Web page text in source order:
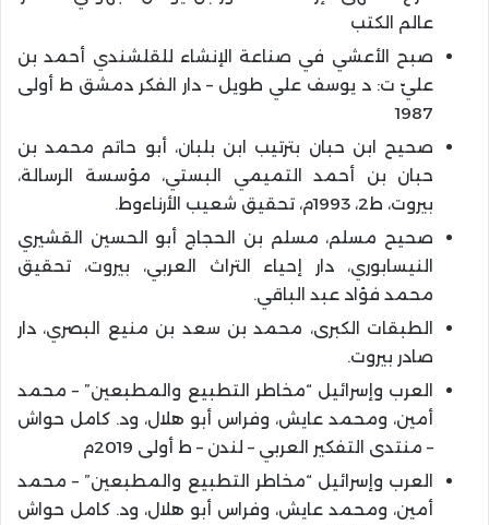
عالم الكتب
صبح الأعشي في صناعة الإنشاء للقلشندي أحمد بن
عليّ ت: د يوسف علي طويل – دار الفكر دمشق ط أولى
1987
صحيح ابن حبان بترتيب ابن بلبان، أبو حاتم محمد بن
حبان بن أحمد التميمي البستي، مؤسسة الرسالة،
بيروت، ط2، 1993م، تحقيق شعيب الأرناءوط.
صحيح مسلم، مسلم بن الحجاج أبو الحسين القشيري
النيسابوري، دار إحياء التراث العربي، بيروت، تحقيق
محمد فؤاد عبد الباقي.
الطبقات الكبرى، محمد بن سعد بن منيع البصري، دار
صادر بيروت.
العرب وإسرائيل “مخاطر التطبيع والمطبعين” – محمد
أمين، ومحمد عايش، وفراس أبو هلال، ود. كامل حواش
– منتدى التفكير العربي – لندن – ط أولى 2019م
العرب وإسرائيل “مخاطر التطبيع والمطبعين” – محمد
أمين، ومحمد عايش، وفراس أبو هلال، ود. كامل حواش